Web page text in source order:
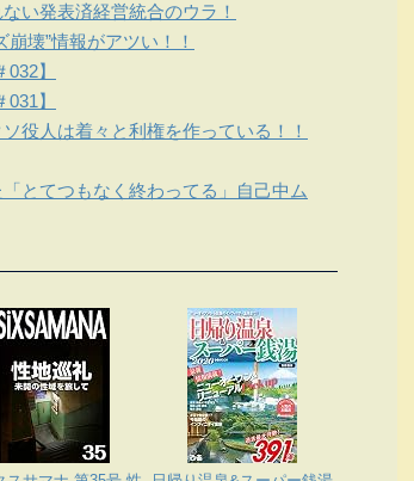
い発表済経営統合のウラ！
壊”情報がアツい！！
】
】
役人は着々と利権を作っている！！
とてつもなく終わってる」自己中ム